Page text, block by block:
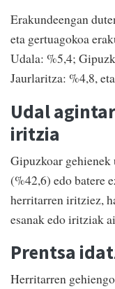
Erakundeengan
eta gertuagokoa
Udala: %5,4;
Jaurlaritza: %4,8,
Udal
iritzia
Gipuzkoar
(%42,6) edo batere
herritarren iritziez,
esanak edo iritziak
Prentsa
Herritarren